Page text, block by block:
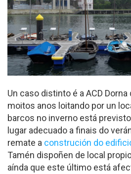
Un caso distinto é a ACD
moitos anos loitando por un
barcos no inverno está
lugar adecuado a finais do
remate a construción do
Tamén dispoñen de local
aínda que este último está